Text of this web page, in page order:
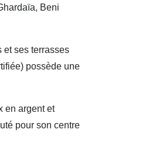
Beni
et ses terrasses
possède une
en argent et
pour son centre